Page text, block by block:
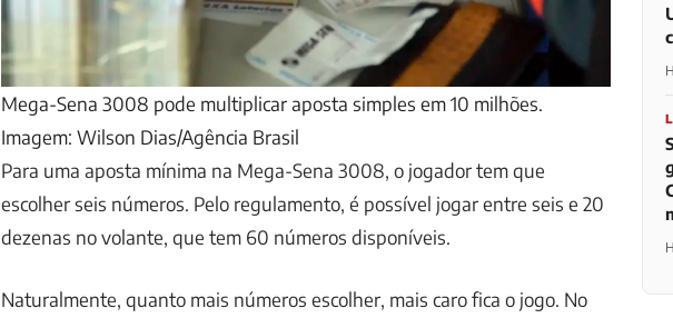
Mega-Sena 3008 pode multiplicar aposta simples em 10 milhões.
Imagem: Wilson Dias/Agência Brasil
Para uma aposta mínima na Mega-Sena 3008, o jogador tem que
escolher seis números. Pelo regulamento, é possível jogar entre seis e 20
dezenas no volante, que tem 60 números disponíveis.
Naturalmente, quanto mais números escolher, mais caro fica o jogo. No